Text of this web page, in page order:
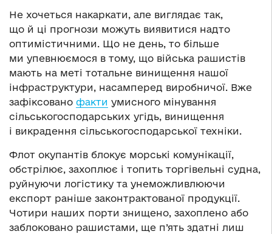
Не хочеться накаркати, але виглядає так,
що й ці прогнози можуть виявитися надто
оптимістичними. Що не день, то більше
ми упевнюємося в тому, що війська рашистів
мають на меті тотальне винищення нашої
інфраструктури, насамперед виробничої. Вже
зафіксовано факти умисного мінування
сільськогосподарських угідь, винищення
і викрадення сільськогосподарської техніки.
Флот окупантів блокує морські комунікації,
обстрілює, захоплює і топить торгівельні судна,
руйнуючи логістику та унеможливлюючи
експорт раніше законтрактованої продукції.
Чотири наших порти знищено, захоплено або
заблоковано рашистами, ще п’ять здатні лиш